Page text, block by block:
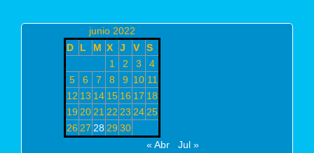
junio 2022
D
L M X J V
S
1
2 3
4
5
6 7 8 9 10 11
12 13 14 15 16 17 18
19 20 21 22 23 24 25
26 27 28 2930
« Abr
Jul »